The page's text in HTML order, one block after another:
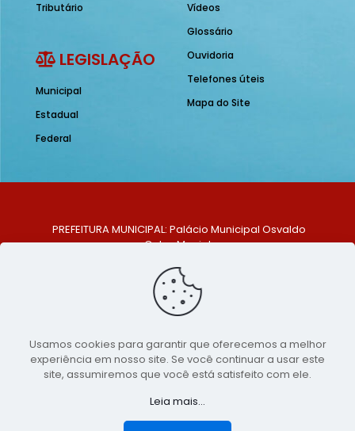
Tributário
LEGISLAÇÃO
Municipal
Estadual
Federal
Vídeos
Glossário
Ouvidoria
Telefones úteis
Mapa do Site
PREFEITURA MUNICIPAL: Palácio Municipal Osvaldo
Celso Maciel
Centro, São Bento do Una - PE. CEP: 553370-128
TELEFONE: (81) 99548-1569
E-MAIL: ouvidoria@saobentodouna.pe.gov.br
Copyright 2021-2026 - Assessoria de Comunicação da
Prefeitura de São Bento do Una - PE
publicidadeLumusWeb - Agência Digital
Usamos cookies para garantir que oferecemos a melhor
experiência em nosso site. Se você continuar a usar este
site, assumiremos que você está satisfeito com ele.
Leia mais...